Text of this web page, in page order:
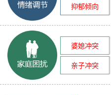
抑郁倾向
婆媳冲突
亲子冲突